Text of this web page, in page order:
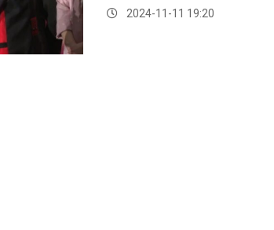
2024-11-11 19:20